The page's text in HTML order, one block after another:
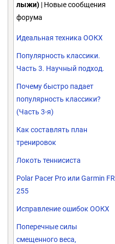
лыжи) | Новые сообщения
форума
Идеальная техника ООКХ
Популярность классики.
Часть 3. Научный подход.
Почему быстро падает
популярность классики?
(Часть 3-я)
Как составлять план
тренировок
Локоть теннисиста
Polar Pacer Pro или Garmin FR
255
Исправление ошибок ООКХ
Поперечные силы
смещенного веса,